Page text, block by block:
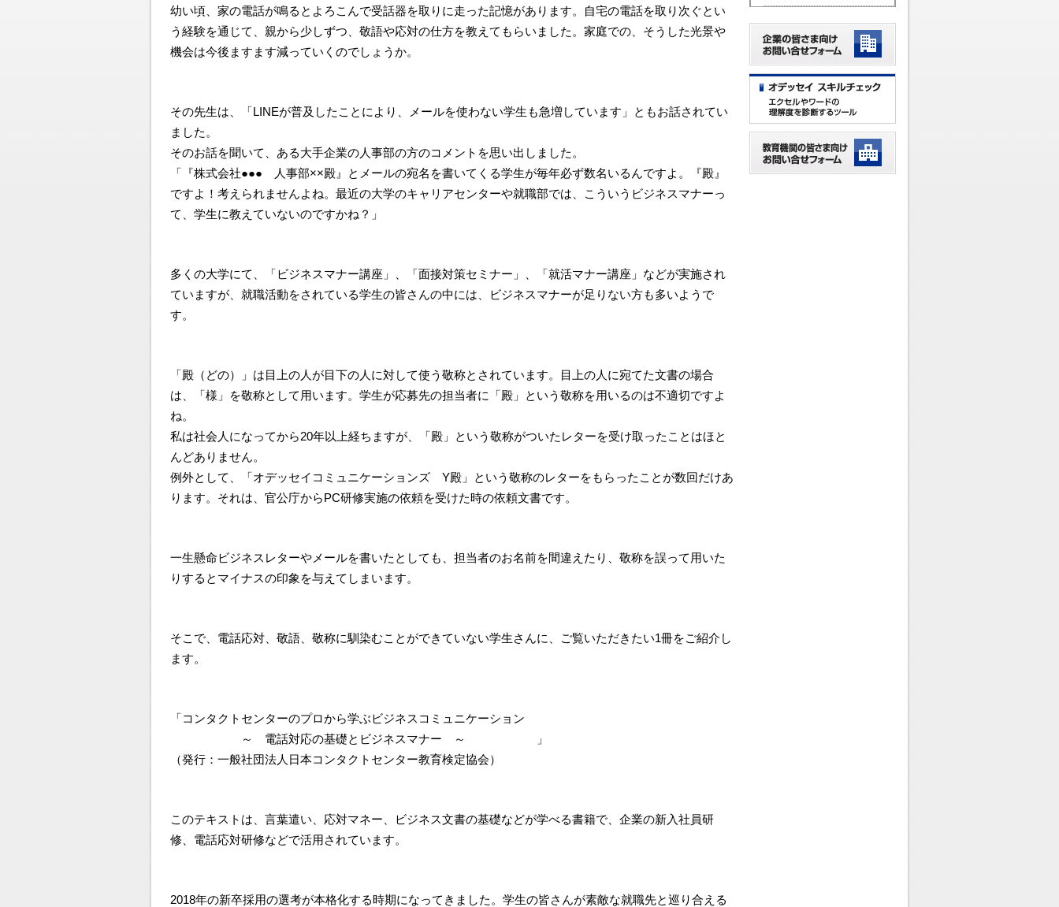
幼い頃、家の電話が鳴るとよろこんで受話器を取りに走った記憶があります。自宅の電話を取り次ぐとい
う経験を通じて、親から少しずつ、敬語や応対の仕方を教えてもらいました。家庭での、そうした光景や
機会は今後ますます減っていくのでしょうか。
その先生は、「LINEが普及したことにより、メールを使わない学生も急増しています」ともお話されてい
ました。
そのお話を聞いて、ある大手企業の人事部の方のコメントを思い出しました。
「『株式会社●●● 人事部××殿』とメールの宛名を書いてくる学生が毎年必ず数名いるんですよ。『殿』
ですよ！考えられませんよね。最近の大学のキャリアセンターや就職部では、こういうビジネスマナーっ
て、学生に教えていないのですかね？」
多くの大学にて、「ビジネスマナー講座」、「面接対策セミナー」、「就活マナー講座」などが実施され
ていますが、就職活動をされている学生の皆さんの中には、ビジネスマナーが足りない方も多いようで
す。
「殿（どの）」は目上の人が目下の人に対して使う敬称とされています。目上の人に宛てた文書の場合
は、「様」を敬称として用います。学生が応募先の担当者に「殿」という敬称を用いるのは不適切ですよ
ね。
私は社会人になってから20年以上経ちますが、「殿」という敬称がついたレターを受け取ったことはほと
んどありません。
例外として、「オデッセイコミュニケーションズ Y殿」という敬称のレターをもらったことが数回だけあ
ります。それは、官公庁からPC研修実施の依頼を受けた時の依頼文書です。
一生懸命ビジネスレターやメールを書いたとしても、担当者のお名前を間違えたり、敬称を誤って用いた
りするとマイナスの印象を与えてしまいます。
そこで、電話応対、敬語、敬称に馴染むことができていない学生さんに、ご覧いただきたい1冊をご紹介し
ます。
「コンタクトセンターのプロから学ぶビジネスコミュニケーション
～ 電話対応の基礎とビジネスマナー ～ 」
（発行：一般社団法人日本コンタクトセンター教育検定協会）
このテキストは、言葉遣い、応対マネー、ビジネス文書の基礎などが学べる書籍で、企業の新入社員研
修、電話応対研修などで活用されています。
2018年の新卒採用の選考が本格化する時期になってきました。学生の皆さんが素敵な就職先と巡り合える